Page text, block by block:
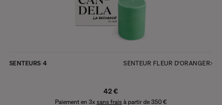
SENTEURS 4 SENTEUR FLEUR D'ORANGER
42 €
Paiement en 3x sans fraisà partir de 350 €